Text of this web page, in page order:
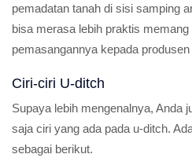
pemadatan tanah di sisi samping
bisa merasa lebih praktis
pemasangannya kepada
Ciri-ciri U-ditch
Supaya lebih mengenalnya, Anda
saja ciri yang ada pada u-ditch.
sebagai berikut.